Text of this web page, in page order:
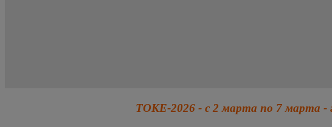
ТОКЕ-2026 - с 2 марта по 7 марта -